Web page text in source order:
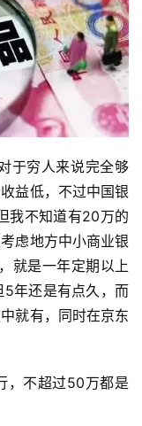
于穷人来说完全够
益低，不过中国银
我不知道有20万的
虑地方中小商业银
就是一年定期以上
年还是有点久，而
就有，同时在京东
，不超过50万都是